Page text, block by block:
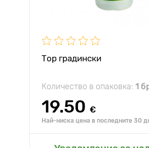
Тор градински
Количество в опаковка: 1
19.50 €
Най-ниска цена в последните 30